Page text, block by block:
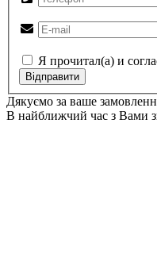
Я прочитал(а) и
Відправити
Дякуємо за ваше
В найближчий час з Вами